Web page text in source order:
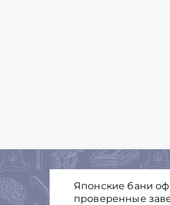
Японские бани
проверенные